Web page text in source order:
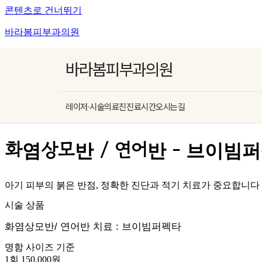
콘텐츠로 건너뛰기
바라봄피부과의원
바라봄피부과의원
레이저·시술의료진진료시간오시는길
화염상모반 / 연어반 - 브이빔
아기 피부의 붉은 반점, 정확한 진단과 적기 치료가 중요합니다
시술 상품
화염상모반/ 연어반 치료 : 브이빔퍼펙타​
명함 사이즈 기준
1회 150,000원